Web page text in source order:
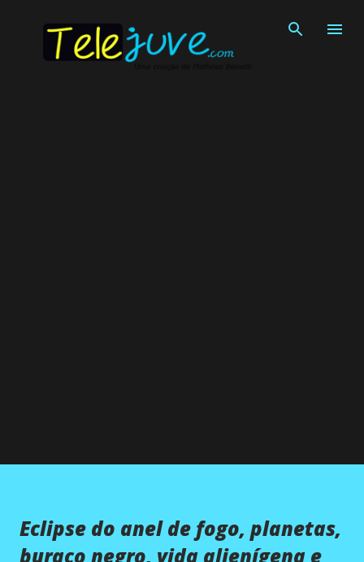
Eclipse do anel de fogo, planetas,
buraco negro, vida alienígena e